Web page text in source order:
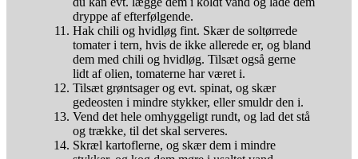
dryppe af efterfølgende.
Hak chili og hvidløg fint. Skær de soltørrede
tomater i tern, hvis de ikke allerede er, og bland
dem med chili og hvidløg. Tilsæt også gerne
lidt af olien, tomaterne har været i.
Tilsæt grøntsager og evt. spinat, og skær
gedeosten i mindre stykker, eller smuldr den i.
Vend det hele omhyggeligt rundt, og lad det stå
og trække, til det skal serveres.
Skræl kartoflerne, og skær dem i mindre